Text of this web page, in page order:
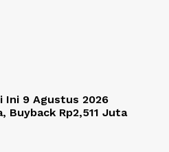
Ini 9 Agustus 2026
Buyback Rp2,511 Juta